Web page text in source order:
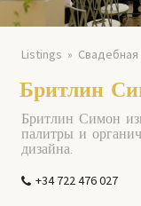
Listings
Бритлин
Бритлин Симон
палитры и
дизайна.
+34 722 476 027